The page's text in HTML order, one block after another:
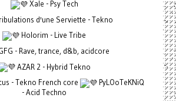
Xale - Psy Tech
d'une Serviette - Tekno
Holorim - Live Tribe
- Rave, trance, d&b, acidcore
AZAR 2 - Hybrid Tekno
- Tekno French core
PyLOoTeKNiQ
- Acid Techno